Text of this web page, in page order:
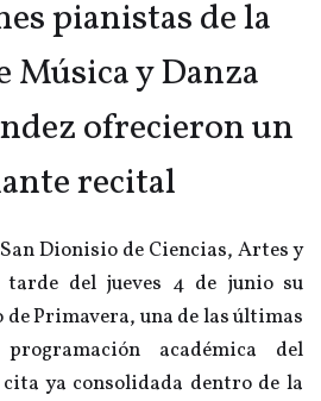
pianistas de la
Música y Danza
ofrecieron un
recital
Dionisio de Ciencias, Artes y
tarde del jueves 4 de junio su
Primavera, una de las últimas
académica del
ya consolidada dentro de la